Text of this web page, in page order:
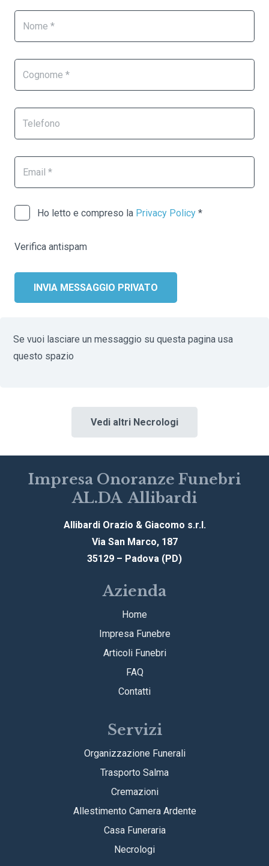
Ho letto e compreso la Privacy Policy *
Verifica antispam
INVIA MESSAGGIO PRIVATO
campo
vuoto.
Se vuoi lasciare un messaggio su questa pagina usa
questo spazio
Vedi altri Necrologi
Impresa Onoranze Funebri
AL.DA Allibardi
Allibardi Orazio & Giacomo s.r.l.
Via San Marco, 187
35129 – Padova (PD)
Azienda
Home
Impresa Funebre
Articoli Funebri
FAQ
Contatti
Servizi
Organizzazione Funerali
Trasporto Salma
Cremazioni
Allestimento Camera Ardente
Casa Funeraria
Necrologi